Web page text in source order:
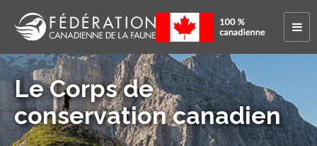
Le Corps de
conservation canadien